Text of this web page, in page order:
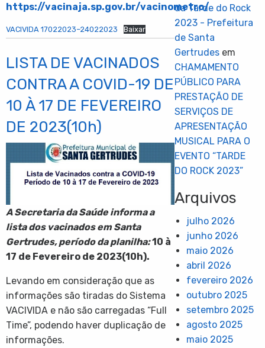
https://vacinaja.sp.gov.br/vacinometro/
VACIVIDA 17022023–24022023 Baixar
LISTA DE VACINADOS
CONTRA A COVID-19 DE
10 À 17 DE FEVEREIRO
DE 2023(10h)
A Secretaria da Saúde informa a
lista dos vacinados em Santa
Gertrudes, período da planilha:10 à
17 de Fevereiro de 2023(10h).
Levando em consideração que as
informações são tiradas do Sistema
VACIVIDA e não são carregadas “Full
Time”, podendo haver duplicação de
informações.
da Tarde do Rock
2023 - Prefeitura
de Santa
Gertrudes em
CHAMAMENTO
PÚBLICO PARA
PRESTAÇÃO DE
SERVIÇOS DE
APRESENTAÇÃO
MUSICAL PARA O
EVENTO “TARDE
DO ROCK 2023”
Arquivos
julho 2026
junho 2026
maio 2026
abril 2026
fevereiro 2026
outubro 2025
setembro 2025
agosto 2025
maio 2025